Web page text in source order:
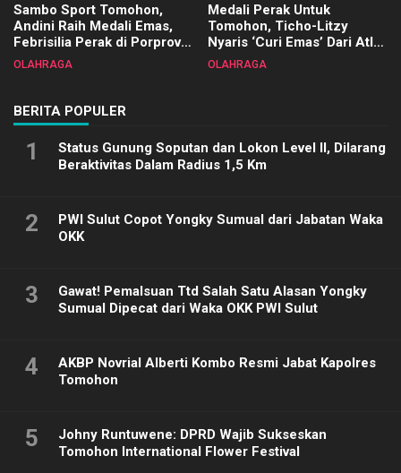
Sambo Sport Tomohon,
Andini Raih Medali Emas,
Febrisilia Perak di Porprov
Sulut 2025
OLAHRAGA
Medali Perak Untuk
Tomohon, Ticho-Litzy
Nyaris ‘Curi Emas’ Dari Atlet
Biliar PON di Porprov Sulut
OLAHRAGA
BERITA POPULER
1
Status Gunung Soputan dan Lokon Level II, Dilarang
Beraktivitas Dalam Radius 1,5 Km
2
PWI Sulut Copot Yongky Sumual dari Jabatan Waka
OKK
3
Gawat! Pemalsuan Ttd Salah Satu Alasan Yongky
Sumual Dipecat dari Waka OKK PWI Sulut
4
AKBP Novrial Alberti Kombo Resmi Jabat Kapolres
Tomohon
5
Johny Runtuwene: DPRD Wajib Sukseskan
Tomohon International Flower Festival